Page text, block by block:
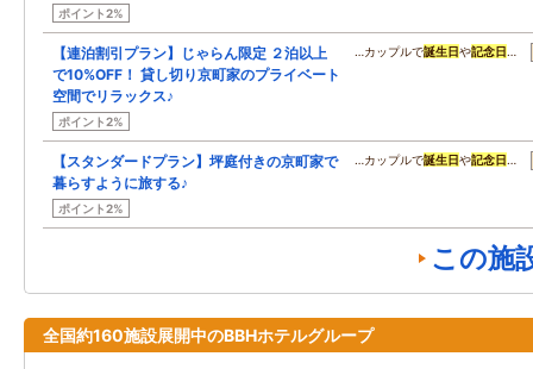
ポイント2%
【連泊割引プラン】じゃらん限定 ２泊以上
で10%OFF！ 貸し切り京町家のプライベート
空間でリラックス♪
ポイント2%
…カップルで誕生日や記念日 …
【スタンダードプラン】坪庭付きの京町家で
暮らすように旅する♪
ポイント2%
…カップルで誕生日や記念日 …
この施
全国約160施設展開中のBBHホテルグループ